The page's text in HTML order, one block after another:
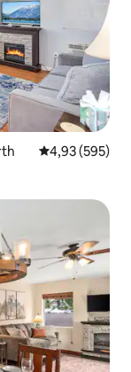
Évaluation
4,93 (595)